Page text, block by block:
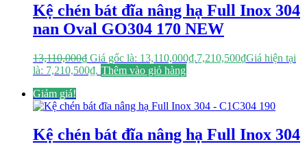
Kệ chén bát đĩa nâng hạ Full Inox 304
nan Oval GO304 170 NEW
13,110,000₫ Giá gốc là: 13,110,000₫.7,210,500₫Giá hiện tại
là: 7,210,500₫. Thêm vào giỏ hàng
Giảm giá!
Kệ chén bát đĩa nâng hạ Full Inox 304